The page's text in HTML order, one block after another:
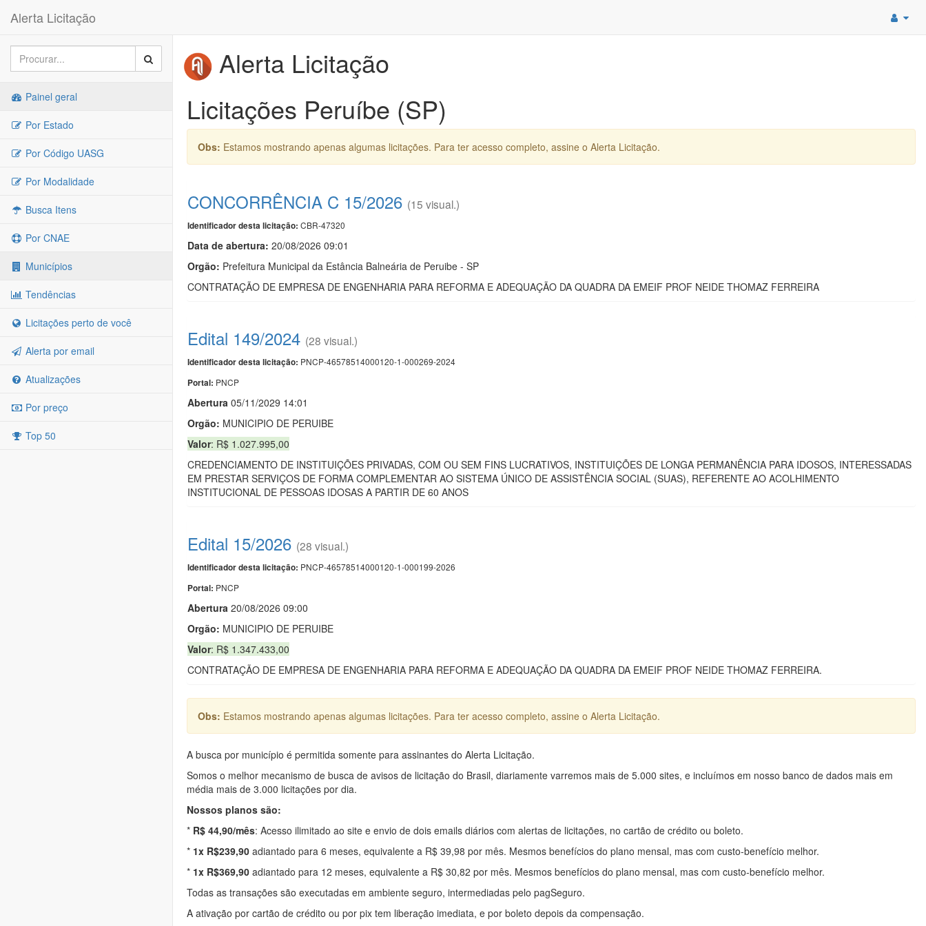
Alerta Licitação
Painel geral
Por Estado
Por Código UASG
Por Modalidade
Busca Itens
Por CNAE
Municípios
Tendências
Licitações perto de você
Alerta por email
Atualizações
Por preço
Top 50
Alerta Licitação
Licitações Peruíbe (SP)
Obs: Estamos mostrando apenas algumas licitações. Para ter acesso completo, assine o Alerta Licitação.
CONCORRÊNCIA C 15/2026 (15 visual.)
Identificador desta licitação: CBR-47320
Data de abertura: 20/08/2026 09:01
Orgão: Prefeitura Municipal da Estância Balneária de Peruibe - SP
CONTRATAÇÃO DE EMPRESA DE ENGENHARIA PARA REFORMA E ADEQUAÇÃO DA QUADRA DA EMEIF PROF NEIDE THOMAZ FERREIRA
Edital 149/2024 (28 visual.)
Identificador desta licitação: PNCP-46578514000120-1-000269-2024
Portal: PNCP
Abertura 05/11/2029 14:01
Orgão: MUNICIPIO DE PERUIBE
Valor: R$ 1.027.995,00
CREDENCIAMENTO DE INSTITUIÇÕES PRIVADAS, COM OU SEM FINS LUCRATIVOS, INSTITUIÇÕES DE LONGA PERMANÊNCIA PARA IDOSOS, INTERESSADAS
EM PRESTAR SERVIÇOS DE FORMA COMPLEMENTAR AO SISTEMA ÚNICO DE ASSISTÊNCIA SOCIAL (SUAS), REFERENTE AO ACOLHIMENTO
INSTITUCIONAL DE PESSOAS IDOSAS A PARTIR DE 60 ANOS
Edital 15/2026 (28 visual.)
Identificador desta licitação: PNCP-46578514000120-1-000199-2026
Portal: PNCP
Abertura 20/08/2026 09:00
Orgão: MUNICIPIO DE PERUIBE
Valor: R$ 1.347.433,00
CONTRATAÇÃO DE EMPRESA DE ENGENHARIA PARA REFORMA E ADEQUAÇÃO DA QUADRA DA EMEIF PROF NEIDE THOMAZ FERREIRA.
Obs: Estamos mostrando apenas algumas licitações. Para ter acesso completo, assine o Alerta Licitação.
A busca por município é permitida somente para assinantes do Alerta Licitação.
Somos o melhor mecanismo de busca de avisos de licitação do Brasil, diariamente varremos mais de 5.000 sites, e incluímos em nosso banco de dados mais em
média mais de 3.000 licitações por dia.
Nossos planos são:
* R$ 44,90/mês: Acesso ilimitado ao site e envio de dois emails diários com alertas de licitações, no cartão de crédito ou boleto.
* 1x R$239,90 adiantado para 6 meses, equivalente a R$ 39,98 por mês. Mesmos benefícios do plano mensal, mas com custo-benefício melhor.
* 1x R$369,90 adiantado para 12 meses, equivalente a R$ 30,82 por mês. Mesmos benefícios do plano mensal, mas com custo-benefício melhor.
Todas as transações são executadas em ambiente seguro, intermediadas pelo pagSeguro.
A ativação por cartão de crédito ou por pix tem liberação imediata, e por boleto depois da compensação.